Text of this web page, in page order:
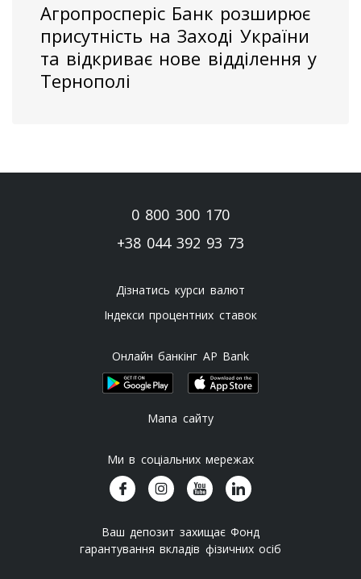
Агропросперіс Банк розширює
присутність на Заході України
та відкриває нове відділення у
Тернополі
0 800 300 170
+38 044 392 93 73
Дізнатись курси валют
Індекси процентних ставок
Онлайн банкінг AP Bank
Мапа сайту
Ми в соціальних мережах
Ваш депозит захищає Фонд
гарантування вкладів фізичних осіб